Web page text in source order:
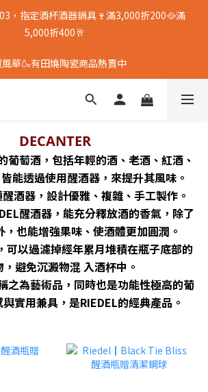
，指定酒杯酒器鍋具🍷滿3,000折200🥘滿
5,000折400🥂
華🍶有田燒陶瓷商品熱賣中
DECANTER
葡萄酒，包括年輕的酒、老酒、紅酒、
能透過使用醒酒器，來提升其風味。
酒器，設計優雅、複雜、手工製作。
醒酒器，能充分釋放酒的香氣，除了
也能增強果味、使酒體更加圓潤。
可以過濾掉經年累月堆積在瓶子底部的
避免沉澱物混 入酒杯中。
之為藝術品，同時也是功能性極高的葡
實用兼具，是RIEDEL的經典產品。